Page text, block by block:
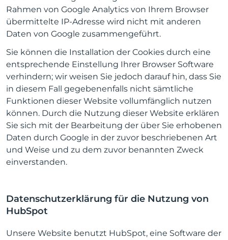
Rahmen von Google Analytics von Ihrem Browser
übermittelte IP-Adresse wird nicht mit anderen
Daten von Google zusammengeführt.
Sie können die Installation der Cookies durch eine
entsprechende Einstellung Ihrer Browser Software
verhindern; wir weisen Sie jedoch darauf hin, dass Sie
in diesem Fall gegebenenfalls nicht sämtliche
Funktionen dieser Website vollumfänglich nutzen
können. Durch die Nutzung dieser Website erklären
Sie sich mit der Bearbeitung der über Sie erhobenen
Daten durch Google in der zuvor beschriebenen Art
und Weise und zu dem zuvor benannten Zweck
einverstanden.
Datenschutzerklärung für die Nutzung von
HubSpot
Unsere Website benutzt HubSpot, eine Software der